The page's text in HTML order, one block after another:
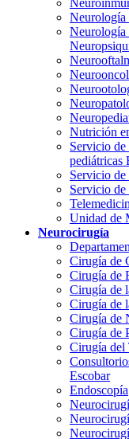
Neurología
Nutrición
Servicio de
pediátricas
Servicio de
Servicio
Unidad de
Neurocirugía
Cirugía de
Cirugía de
Cirugía de
Cirugía de
Cirugía de
Cirugía de
Cirugía del
Escobar
Endoscopía